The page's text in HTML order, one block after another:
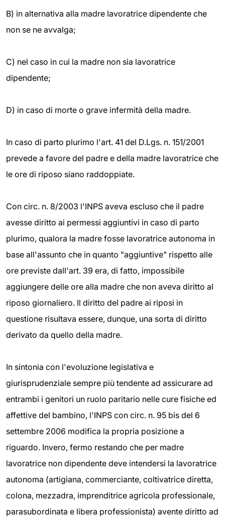
B) in alternativa alla madre lavoratrice dipendente che
non se ne avvalga;
C) nel caso in cui la madre non sia lavoratrice
dipendente;
D) in caso di morte o grave infermità della madre.
In caso di parto plurimo l'art. 41 del D.Lgs. n. 151/2001
prevede a favore del padre e della madre lavoratrice che
le ore di riposo siano raddoppiate.
Con circ. n. 8/2003 l'INPS aveva escluso che il padre
avesse diritto ai permessi aggiuntivi in caso di parto
plurimo, qualora la madre fosse lavoratrice autonoma in
base all'assunto che in quanto "aggiuntive" rispetto alle
ore previste dall'art. 39 era, di fatto, impossibile
aggiungere delle ore alla madre che non aveva diritto al
riposo giornaliero. Il diritto del padre ai riposi in
questione risultava essere, dunque, una sorta di diritto
derivato da quello della madre.
In sintonia con l'evoluzione legislativa e
giurisprudenziale sempre più tendente ad assicurare ad
entrambi i genitori un ruolo paritario nelle cure fisiche ed
affettive del bambino, l'INPS con circ. n. 95 bis del 6
settembre 2006 modifica la propria posizione a
riguardo. Invero, fermo restando che per madre
lavoratrice non dipendente deve intendersi la lavoratrice
autonoma (artigiana, commerciante, coltivatrice diretta,
colona, mezzadra, imprenditrice agricola professionale,
parasubordinata e libera professionista) avente diritto ad